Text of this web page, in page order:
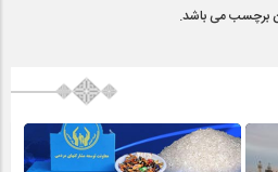
برچسب می باشد.